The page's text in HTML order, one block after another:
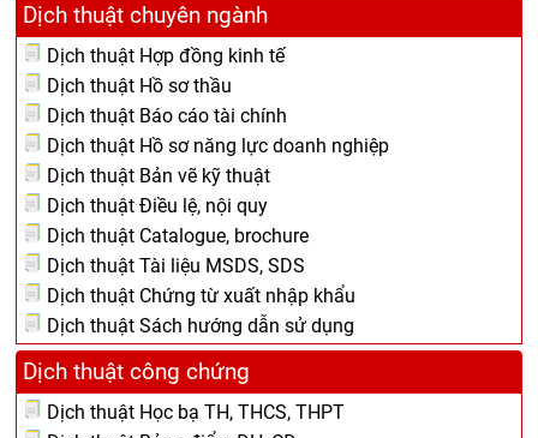
Dịch thuật chuyên ngành
Dịch thuật Hợp đồng kinh tế
Dịch thuật Hồ sơ thầu
Dịch thuật Báo cáo tài chính
Dịch thuật Hồ sơ năng lực doanh nghiệp
Dịch thuật Bản vẽ kỹ thuật
Dịch thuật Điều lệ, nội quy
Dịch thuật Catalogue, brochure
Dịch thuật Tài liệu MSDS, SDS
Dịch thuật Chứng từ xuất nhập khẩu
Dịch thuật Sách hướng dẫn sử dụng
Dịch thuật công chứng
Dịch thuật Học bạ TH, THCS, THPT